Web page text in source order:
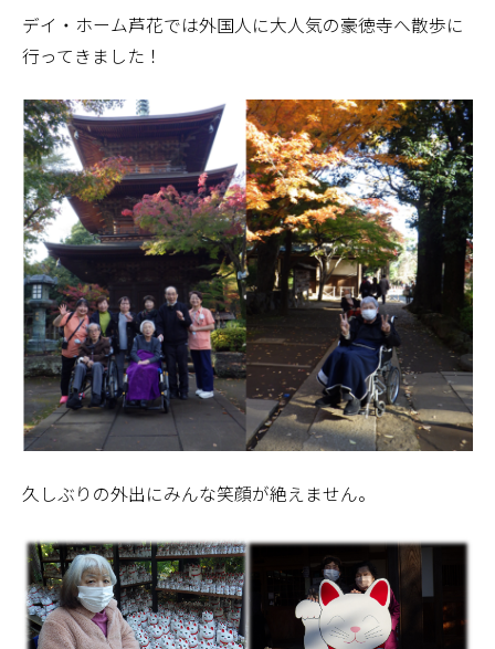
デイ・ホーム芦花では外国人に大人気の豪徳寺へ散歩に
行ってきました！
久しぶりの外出にみんな笑顔が絶えません。